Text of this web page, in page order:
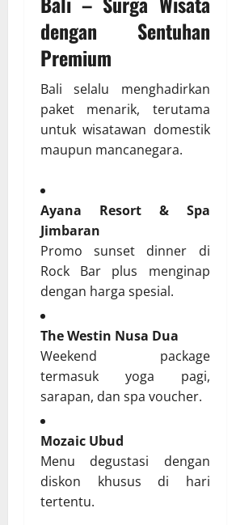
dengan Sentuhan
Premium
Bali selalu menghadirkan
paket menarik, terutama
untuk wisatawan domestik
maupun mancanegara.
Ayana Resort & Spa
Jimbaran
Promo sunset dinner di
Rock Bar plus menginap
dengan harga spesial.
The Westin Nusa Dua
Weekend package
termasuk yoga pagi,
sarapan, dan spa voucher.
Mozaic Ubud
Menu degustasi dengan
diskon khusus di hari
tertentu.